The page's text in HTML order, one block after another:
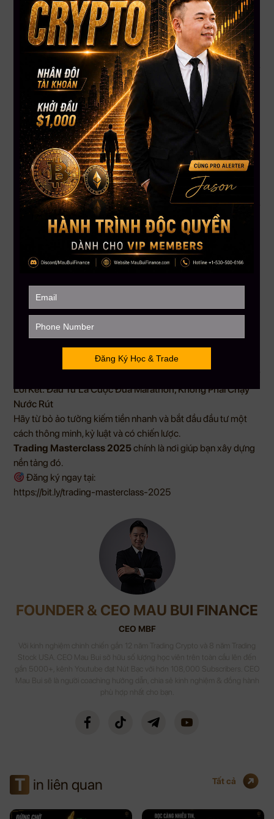
Nó dành cho:
Người muốn nghiêm túc với sự nghiệp đầu tư.
Trader mới muốn tìm hướng đi bền vững.
Những ai đã từng mất tiền và muốn bắt đầu lại đúng cách.
Thông Tin Khóa Học
Thời gian:2 ngày,10 & 11 tháng 10, 2025
Địa điểm:Dallas, Texas, USA
Hình thức:HọcOFFLINE trực tiếp
cùng các chuyên gia
giàu kinh nghiệm
Link đăng ký:
https://bit.ly/trading-masterclass-2025
Số lượng học viên giới hạn, đăng ký sớm để giữ chỗ!
Đừng Học Cách Thắng Lớn – Hãy Học Cách Không Thua
Trong hành trình đầu tư, việc“giữ được mình”quan trọng
hơn rất nhiều so với “thắng thật to”. Một người đầu tư thông
Không đặt tất cả vào một lệnh.
Không chạy theo sóng FOMO.
Không đặt kỳ vọng phi thực tế.
Luôn ưu tiên sống sót hơn thắng thua.
“Muốn đi xa – phải sống sót trước đã.”
Lời Kết: Đầu Tư Là Cuộc Đua Marathon, Không Phải Chạy
Nước Rút
Hãy từ bỏ ảo tưởng kiếm tiền nhanh và bắt đầu đầu tư một
cách thông minh, kỷ luật và có chiến lược.
Trading Masterclass 2025chính là nơi giúp bạn xây dựng
nền tảng đó.
Đăng ký ngay tại:
https://bit.ly/trading-masterclass-2025
FOUNDER & CEO MAU BUI FINANCE
CEO MBF
Với kinh nghiệm chinh chiến gần 12 năm Trading Crypto và 8 năm Trading
Stock USA. CEO Mau Bui sở hữu số lượng học viên trên toàn cầu lên đến
gần 5000+, kênh Youtube đạt Nút Bạc với hơn 108,000 Subscribers. CEO
Mau Bui sẽ là người coaching hướng dẫn, chia sẻ kinh nghiệm & đồng hành
phù hợp nhất cho bạn.
T in liên quan Tất cả